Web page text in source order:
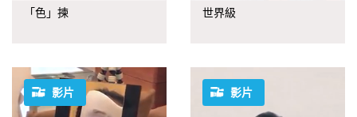
「色」揀 世界級
影片 影片